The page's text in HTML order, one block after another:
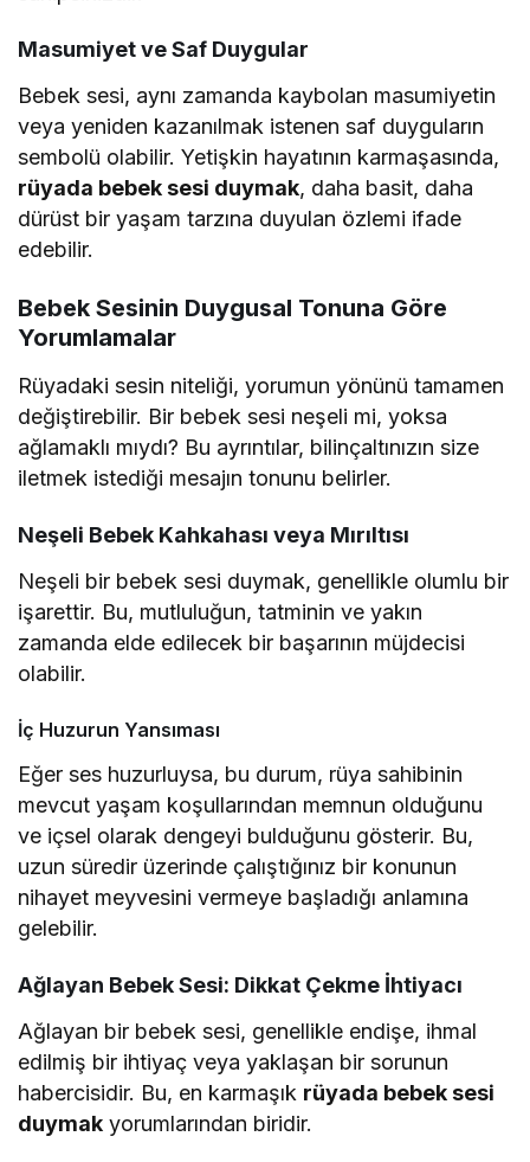
Masumiyet ve Saf Duygular
Bebek sesi, aynı zamanda kaybolan masumiyetin
veya yeniden kazanılmak istenen saf duyguların
sembolü olabilir. Yetişkin hayatının karmaşasında,
rüyada bebek sesi duymak, daha basit, daha
dürüst bir yaşam tarzına duyulan özlemi ifade
edebilir.
Bebek Sesinin Duygusal Tonuna Göre
Yorumlamalar
Rüyadaki sesin niteliği, yorumun yönünü tamamen
değiştirebilir. Bir bebek sesi neşeli mi, yoksa
ağlamaklı mıydı? Bu ayrıntılar, bilinçaltınızın size
iletmek istediği mesajın tonunu belirler.
Neşeli Bebek Kahkahası veya Mırıltısı
Neşeli bir bebek sesi duymak, genellikle olumlu bir
işarettir. Bu, mutluluğun, tatminin ve yakın
zamanda elde edilecek bir başarının müjdecisi
olabilir.
İç Huzurun Yansıması
Eğer ses huzurluysa, bu durum, rüya sahibinin
mevcut yaşam koşullarından memnun olduğunu
ve içsel olarak dengeyi bulduğunu gösterir. Bu,
uzun süredir üzerinde çalıştığınız bir konunun
nihayet meyvesini vermeye başladığı anlamına
gelebilir.
Ağlayan Bebek Sesi: Dikkat Çekme İhtiyacı
Ağlayan bir bebek sesi, genellikle endişe, ihmal
edilmiş bir ihtiyaç veya yaklaşan bir sorunun
habercisidir. Bu, en karmaşık rüyada bebek sesi
duymak yorumlarından biridir.